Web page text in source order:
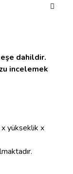
dahildir.
incelemek
yükseklik x